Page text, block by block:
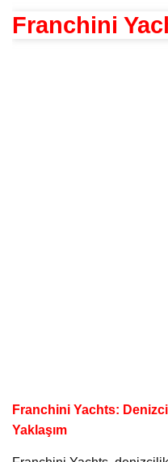
Franchini
Franchini Yachts:
Yaklaşım